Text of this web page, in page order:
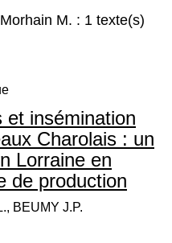
M. : 1 texte(s)
et insémination
Charolais : un
Lorraine en
de production
BEUMY J.P.